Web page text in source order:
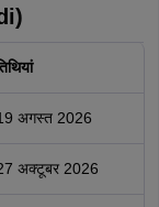
अगस्त 2026
अक्टूबर 2026